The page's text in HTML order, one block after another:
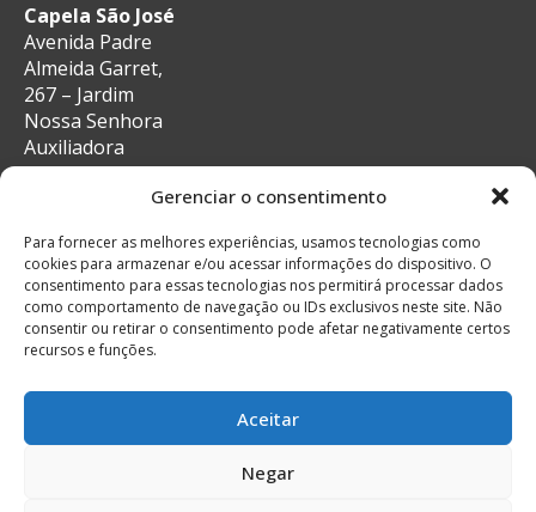
Gerenciar o consentimento
Para fornecer as melhores experiências, usamos tecnologias como
cookies para armazenar e/ou acessar informações do dispositivo. O
consentimento para essas tecnologias nos permitirá processar dados
como comportamento de navegação ou IDs exclusivos neste site. Não
consentir ou retirar o consentimento pode afetar negativamente certos
recursos e funções.
Aceitar
Negar
Capela São José
Avenida Padre
Almeida Garret,
267 – Jardim
Nossa Senhora
Auxiliadora
CEP: 13087-29 –
secretaria@auxiliadoracampinas.org.br
Telefone: 19-
3241-9713
Whatsapp: 19-
99132-4922
© Todos os direitos reservados